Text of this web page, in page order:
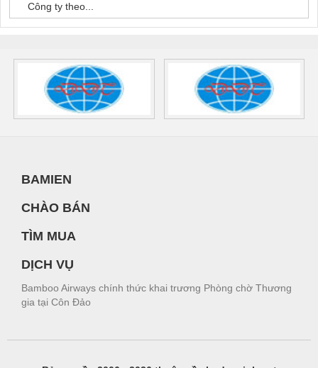
Công ty theo...
BAMIEN
CHÀO BÁN
TÌM MUA
DỊCH VỤ
Bamboo Airways chính thức khai trương Phòng chờ Thương
gia tại Côn Đảo